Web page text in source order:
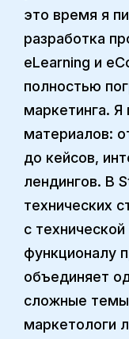
это время я
разработка
eLearning и
полностью
маркетинга. Я
материалов:
до кейсов,
лендингов. В
технических
с
функционалу
объединяет
сложные
маркетологи